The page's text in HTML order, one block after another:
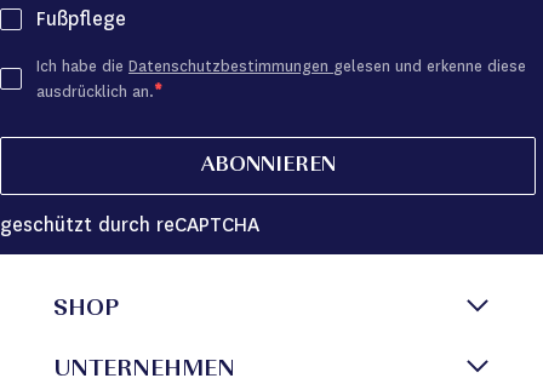
Fußpflege
Ich habe die Datenschutzbestimmungen gelesen und erkenne diese
ausdrücklich an.
ABONNIEREN
geschützt durch reCAPTCHA
SHOP
UNTERNEHMEN